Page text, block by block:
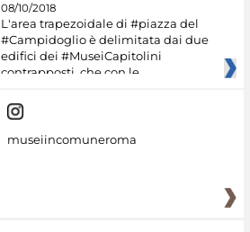
08/10/2018
L'area trapezoidale di #piazza del
#Campidoglio è delimitata dai due
edifici dei #MuseiCapitolini
contrapposti, che con le
museiincomuneroma